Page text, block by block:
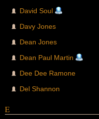
David Soul
Davy Jones
Dean Jones
Dean Paul Martin
Dee Dee Ramone
Del Shannon
E